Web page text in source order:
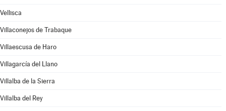
Vellisca
Villaconejos de Trabaque
Villaescusa de Haro
Villagarcía del Llano
Villalba de la Sierra
Villalba del Rey